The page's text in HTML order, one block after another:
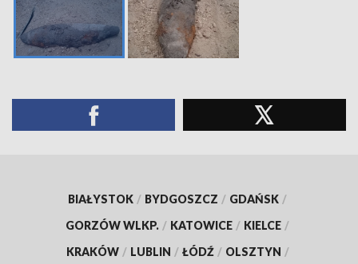
BIAŁYSTOK / BYDGOSZCZ / GDAŃSK /
GORZÓW WLKP. / KATOWICE / KIELCE /
KRAKÓW / LUBLIN / ŁÓDŹ / OLSZTYN /